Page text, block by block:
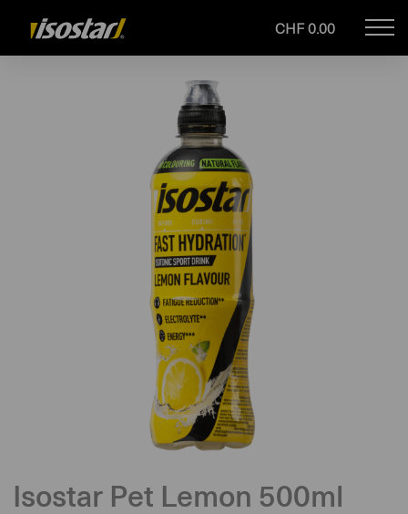
Drupal
CHF 0.00
Isostar Pet Lemon 500ml